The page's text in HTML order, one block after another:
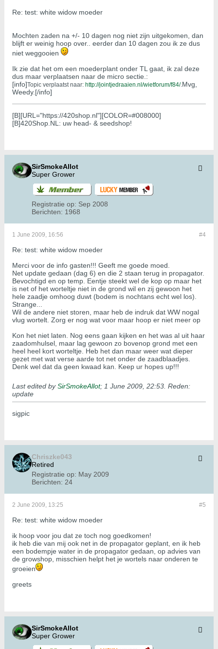
Re: test: white widow moeder
Mochten zaden na +/- 10 dagen nog niet zijn uitgekomen, dan
blijft er weinig hoop over.. eerder dan 10 dagen zou ik ze dus
niet weggooien
Ik zie dat het om een moederplant onder TL gaat, ik zal deze
dus maar verplaatsen naar de micro sectie.:
[info]Topic verplaatst naar: http://jointjedraaien.nl/wietforum/f84/.Mvg,
Weedy.[/info]
[B][URL="https://420shop.nl"][COLOR=#008000]
[B]420Shop.NL: uw head- & seedshop!
SirSmokeAllot
Super Grower
Registratie op: Sep 2008
Berichten: 1968
#4
1 June 2009, 16:56
Re: test: white widow moeder
Merci voor de info gasten!!! Geeft me goede moed.
Net update gedaan (dag 6) en die 2 staan terug in propagator.
Bevochtigd en op temp. Eentje steekt wel de kop op maar het
is net of het worteltje niet in de grond wil en zij gewoon het
hele zaadje omhoog duwt (bodem is nochtans echt wel los).
Strange...
Wil de andere niet storen, maar heb de indruk dat WW nogal
vlug wortelt. Zorg er nog wat voor maar hoop er niet meer op
Kon het niet laten. Nog eens gaan kijken en het was al uit haar
zaadomhulsel, maar lag gewoon zo bovenop grond met een
heel heel kort worteltje. Heb het dan maar weer wat dieper
gezet met wat verse aarde tot net onder de zaadblaadjes.
Denk wel dat da geen kwaad kan. Keep ur hopes up!!!
Last edited bySirSmokeAllot; 1 June 2009, 22:53 Reden:
update
sigpic
Chriszke043
Retired
Registratie op: May 2009
Berichten: 24
#5
2 June 2009, 13:25
Re: test: white widow moeder
ik hoop voor jou dat ze toch nog goedkomen!
ik heb die van mij ook net in de propagator geplant, en ik heb
een bodempje water in de propagator gedaan, op advies van
de growshop, misschien helpt het je wortels naar onderen te
groeien
greets
SirSmokeAllot
Super Grower